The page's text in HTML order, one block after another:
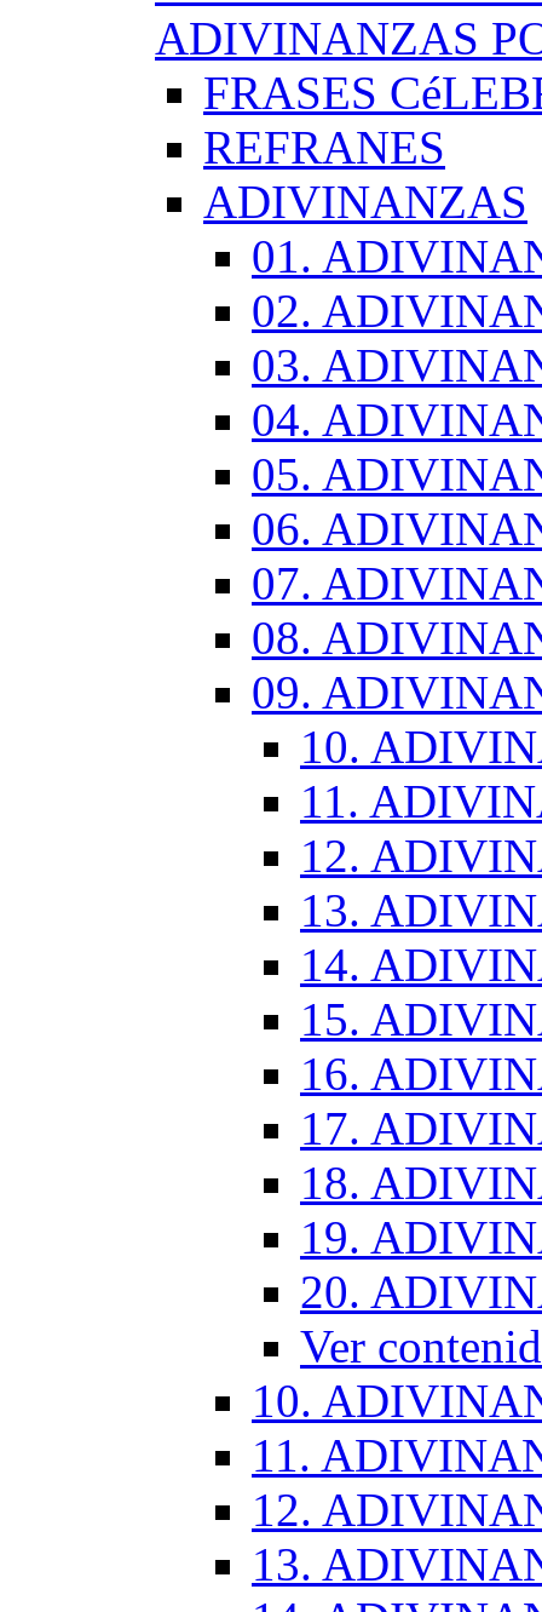
ADIVINANZAS
FRASES
REFRANES
ADIVINANZAS
01.
02.
03.
04.
05.
06.
07.
08.
09.
10.
11.
12.
13.
14.
15.
16.
17.
18.
19.
20.
Ver
10.
11.
12.
13.